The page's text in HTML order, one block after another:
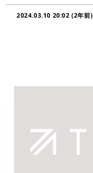
2024.03.10 20:02 (2年前)